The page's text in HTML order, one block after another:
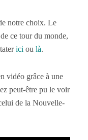
notre choix. Le
ce tour du monde,
ici ou là.
vidéo grâce à une
peut-être pu le voir
de la Nouvelle-